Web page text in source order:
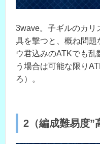
3wave。子ギルのカリ
具を撃つと、概ね問題
ウ君込みのATKでも
う場合は可能な限り
ろ）。
2（編成難易度”